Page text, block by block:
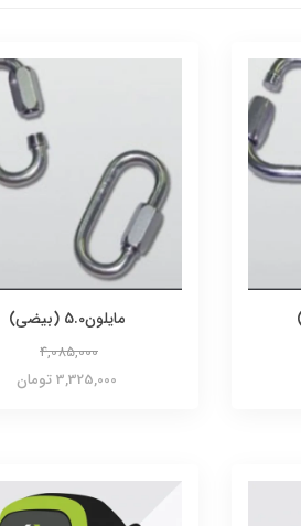
مایلون5.0 (بیضی)
4,085,000
3,325,000 تومان